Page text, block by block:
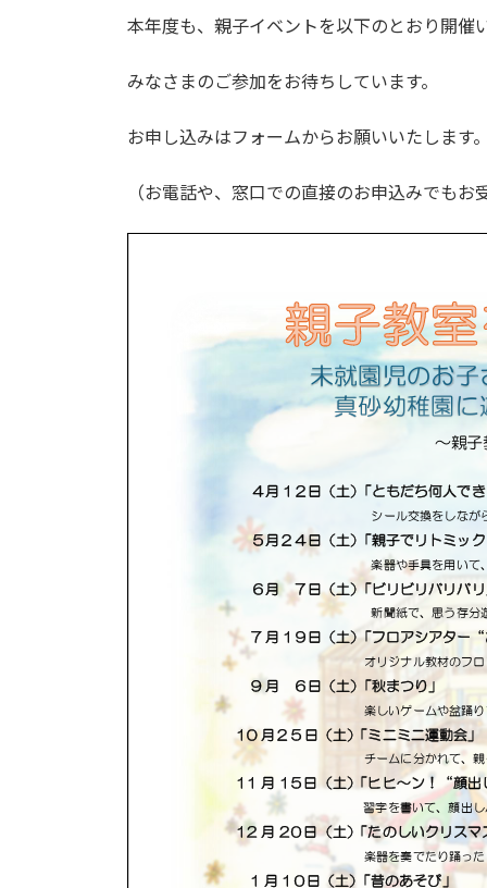
本年度も、親子イベントを以下のとおり開催
みなさまのご参加をお待ちしています。
お申し込みはフォームからお願いいたします
（お電話や、窓口での直接のお申込みでもお